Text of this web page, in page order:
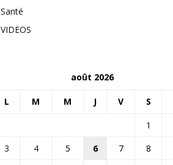
Santé
VIDEOS
août 2026
L M M J V S
1
3
4 5 6 7 8